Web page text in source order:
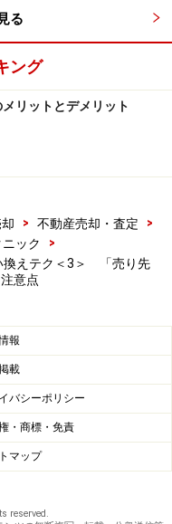
る
ング
リットとデメリット
> 不動産売却・査定
>
ック
>
換えテク＜3＞ 「売り先
意点
報
載
バシーポリシー
・商標・免責
マップ
reserved.